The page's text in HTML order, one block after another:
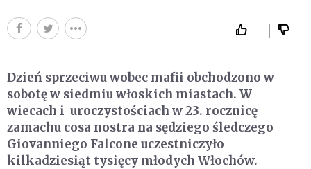
Dzień sprzeciwu wobec mafii obchodzono w
sobotę w siedmiu włoskich miastach. W
wiecach i uroczystościach w 23. rocznicę
zamachu cosa nostra na sędziego śledczego
Giovanniego Falcone uczestniczyło
kilkadziesiąt tysięcy młodych Włochów.